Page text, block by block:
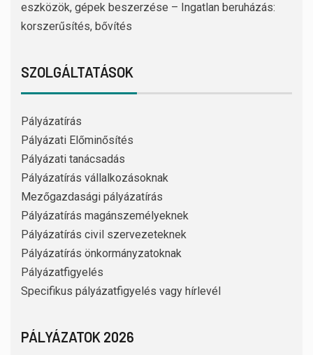
eszközök, gépek beszerzése – Ingatlan beruházás:
korszerűsítés, bővítés
SZOLGÁLTATÁSOK
Pályázatírás
Pályázati Előminősítés
Pályázati tanácsadás
Pályázatírás vállalkozásoknak
Mezőgazdasági pályázatírás
Pályázatírás magánszemélyeknek
Pályázatírás civil szervezeteknek
Pályázatírás önkormányzatoknak
Pályázatfigyelés
Specifikus pályázatfigyelés vagy hírlevél
PÁLYÁZATOK 2026